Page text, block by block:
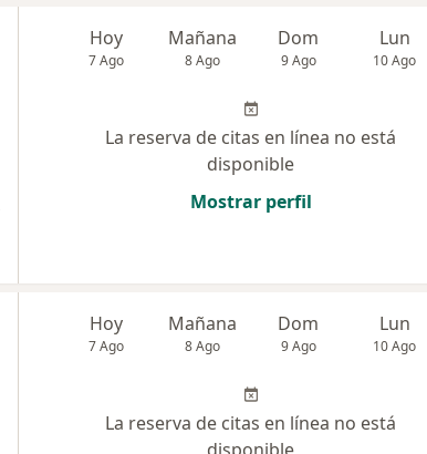
Hoy
7 Ago
Mañana
8 Ago
Dom
9 Ago
Lun
10 Ago
La reserva de citas en línea no está
disponible
Mostrar perfil
Hoy
7 Ago
Mañana
8 Ago
Dom
9 Ago
Lun
10 Ago
La reserva de citas en línea no está